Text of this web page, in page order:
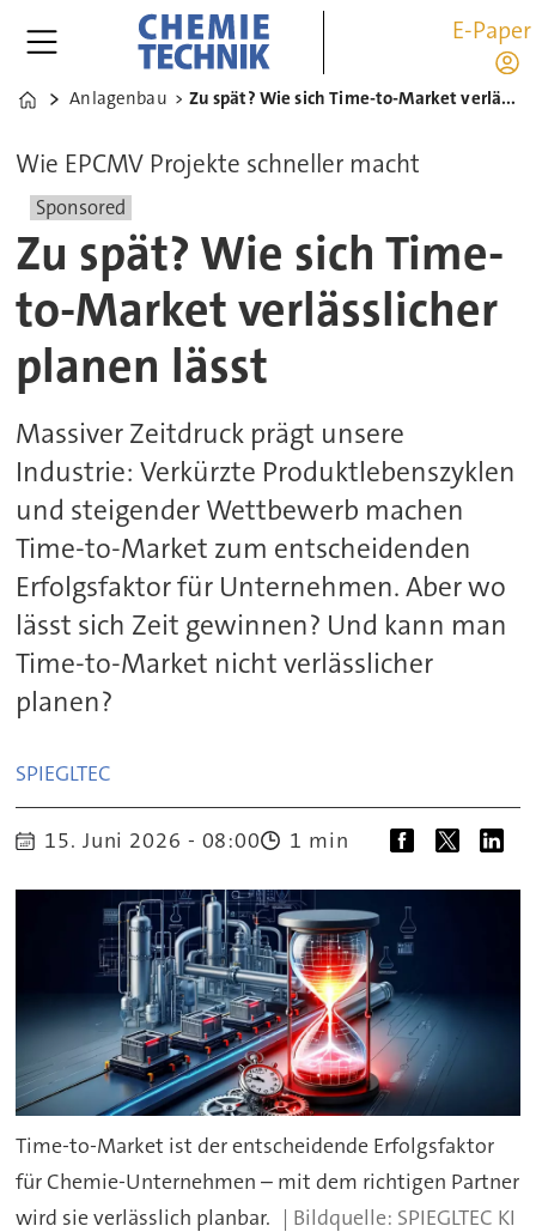
E-Paper
Home
Anlagenbau Zu spät? Wie sich Time-to-Market verlässlicher planen lässt
Wie EPCMV Projekte schneller macht
Sponsored
Zu spät? Wie sich Time-
to-Market verlässlicher
planen lässt
Massiver Zeitdruck prägt unsere
Industrie: Verkürzte Produktlebenszyklen
und steigender Wettbewerb machen
Time-to-Market zum entscheidenden
Erfolgsfaktor für Unternehmen. Aber wo
lässt sich Zeit gewinnen? Und kann man
Time-to-Market nicht verlässlicher
planen?
SPIEGLTEC
15. Juni 2026 - 08:00 1 min
Time-to-Market ist der entscheidende Erfolgsfaktor
für Chemie-Unternehmen – mit dem richtigen Partner
wird sie verlässlich planbar.
SPIEGLTEC KI